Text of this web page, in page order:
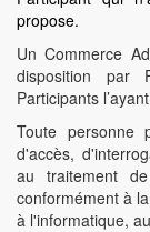
propose.
Un Commerce
disposition par
Participants
Toute personne
d'accès,
au traitement
conformément à
à l'informatique,